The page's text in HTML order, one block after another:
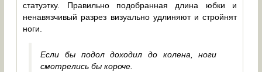
статуэтку. Правильно подобранная длина юбки и
ненавязчивый разрез визуально удлиняют и стройнят
ноги.
Если бы подол доходил до колена, ноги
смотрелись бы короче.